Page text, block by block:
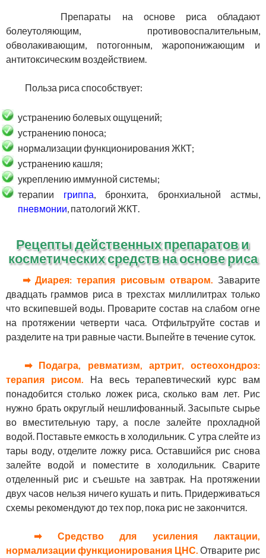
Препараты на основе риса обладают
болеутоляющим, противовоспалительным,
обволакивающим, потогонным, жаропонижающим и
антитоксическим воздействием.
Польза риса способствует:
устранению болевых ощущений;
устранению поноса;
нормализации функционирования ЖКТ;
устранению кашля;
укреплению иммунной системы;
терапии гриппа, бронхита, бронхиальной астмы,
пневмонии, патологий ЖКТ.
Рецепты действенных препаратов и
косметических средств на основе риса
➡ Диарея: терапия рисовым отваром. Заварите
двадцать граммов риса в трехстах миллилитрах только
что вскипевшей воды. Проварите состав на слабом огне
на протяжении четверти часа. Отфильтруйте состав и
разделите на три равные части. Выпейте в течение суток.
➡ Подагра, ревматизм, артрит, остеохондроз:
терапия рисом. На весь терапевтический курс вам
понадобится столько ложек риса, сколько вам лет. Рис
нужно брать округлый нешлифованный. Засыпьте сырье
во вместительную тару, а после залейте прохладной
водой. Поставьте емкость в холодильник. С утра слейте из
тары воду, отделите ложку риса. Оставшийся рис снова
залейте водой и поместите в холодильник. Сварите
отделенный рис и съешьте на завтрак. На протяжении
двух часов нельзя ничего кушать и пить. Придерживаться
схемы рекомендуют до тех пор, пока рис не закончится.
➡ Средство для усиления лактации,
нормализации функционирования ЦНС. Отварите рис